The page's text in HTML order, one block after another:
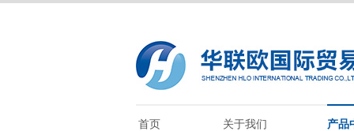
首页 关于我们 产品